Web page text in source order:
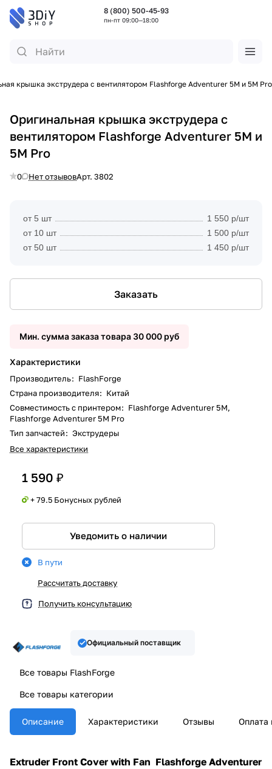
8 (800) 500-45-93
пн-пт 09:00—18:00
крышка экструдера с вентилятором Flashforge Adventurer 5M и 5M Pro
Оригинальная крышка экструдера с
вентилятором Flashforge Adventurer 5M и
5M Pro
0 Нет отзывовАрт. 3802
от 5 шт
1 550 р/шт
от 10 шт
1 500 р/шт
от 50 шт
1 450 р/шт
Заказать
Мин. сумма заказа товара 30 000 руб
Характеристики
Производитель: FlashForge
Страна производителя: Китай
Совместимость с принтером: Flashforge Adventurer 5M,
Flashforge Adventurer 5M Pro
Тип запчастей: Экструдеры
Все характеристики
1 590 ₽
+ 79.5 Бонусных рублей
Уведомить о наличии
В пути
Рассчитать доставку
Получить консультацию
Официальный поставщик
Все товары FlashForge
Все товары категории
Описание Характеристики Отзывы Оплата
Extruder Front Cover with Fan Flashforge Adventurer